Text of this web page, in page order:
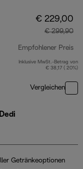
€ 229,00
€ 299,90
Empfohlener Preis
Inklusive MwSt.-Betrag von
€ 38,17 ( 20%)
Vergleichen
Getränkeoptionen